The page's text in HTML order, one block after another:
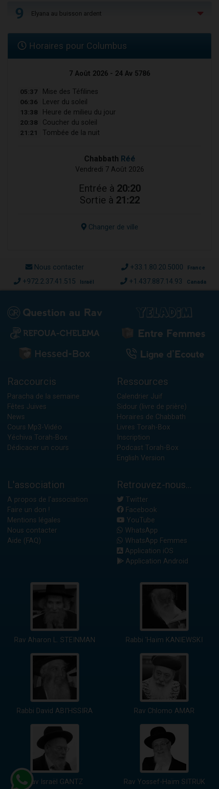
9 Elyana au buisson ardent
Horaires pour Columbus
7 Août 2026 - 24 Av 5786
05:37 Mise des Téfilines
06:36 Lever du soleil
13:38 Heure de milieu du jour
20:38 Coucher du soleil
21:21 Tombée de la nuit
Chabbath Réé
Vendredi 7 Août 2026
Entrée à 20:20
Sortie à 21:22
Changer de ville
Nous contacter +33.1.80.20.5000 France
+972.2.37.41.515 Israël +1.437.887.14.93 Canada
Raccourcis
Paracha de la semaine
Fêtes Juives
News
Cours Mp3-Vidéo
Yéchiva Torah-Box
Dédicacer un cours
Ressources
Calendrier Juif
Sidour (livre de prière)
Horaires de Chabbath
Livres Torah-Box
Inscription
Podcast Torah-Box
English Version
L'association
A propos de l'association
Faire un don !
Mentions légales
Nous contacter
Aide (FAQ)
Retrouvez-nous...
Twitter
Facebook
YouTube
WhatsApp
WhatsApp Femmes
Application iOS
Application Android
Rav Aharon L. STEINMAN Rabbi 'Haïm KANIEWSKI
Rabbi David ABI'HSSIRA Rav Chlomo AMAR
Rav Israël GANTZ Rav Yossef-Haïm SITRUK